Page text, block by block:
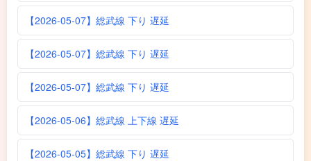
【2026-05-07】総武線 下り 遅延
【2026-05-07】総武線 下り 遅延
【2026-05-07】総武線 下り 遅延
【2026-05-06】総武線 上下線 遅延
【2026-05-05】総武線 下り 遅延